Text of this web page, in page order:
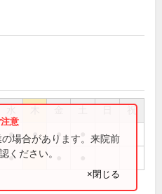
祝
● ● ●
●
場合があります。来院前
ください。
×閉じる